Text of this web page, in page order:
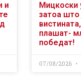
и
Мицкоски
затоа што
плашат-
победат!
07/08/2026